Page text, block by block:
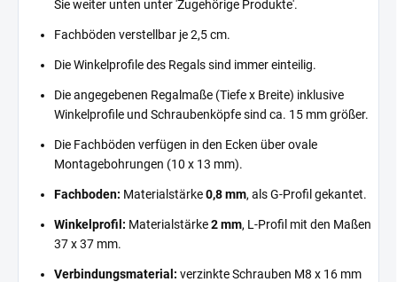
Sie weiter unten unter 'Zugehörige Produkte'.
Fachböden verstellbar je 2,5 cm.
Die Winkelprofile des Regals sind immer einteilig.
Die angegebenen Regalmaße (Tiefe x Breite) inklusive
Winkelprofile und Schraubenköpfe sind ca. 15 mm größer.
Die Fachböden verfügen in den Ecken über ovale
Montagebohrungen (10 x 13 mm).
Fachboden: Materialstärke0,8 mm, als G-Profil gekantet.
Winkelprofil: Materialstärke2 mm, L-Profil mit den Maßen
37 x 37 mm.
Verbindungsmaterial: verzinkte Schrauben M8 x 16 mm